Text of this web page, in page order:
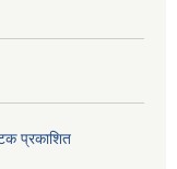
प्रकाशित